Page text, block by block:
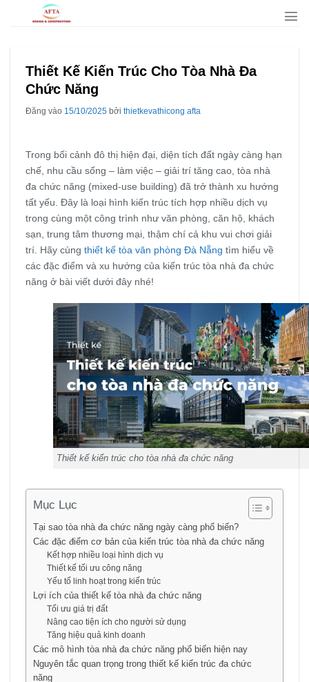
Thiết Kế Kiến Trúc Cho Tòa Nhà Đa
Chức Năng
Đăng vào 15/10/2025 bởi thietkevathicong afta
Trong bối cảnh đô thị hiện đại, diện tích đất ngày càng hạn
chế, nhu cầu sống – làm việc – giải trí tăng cao, tòa nhà
đa chức năng (mixed-use building) đã trở thành xu hướng
tất yếu. Đây là loại hình kiến trúc tích hợp nhiều dịch vụ
trong cùng một công trình như văn phòng, căn hộ, khách
sạn, trung tâm thương mại, thậm chí cả khu vui chơi giải
trí. Hãy cùng thiết kế tòa văn phòng Đà Nẵng tìm hiểu về
các đặc điểm và xu hướng của kiến trúc tòa nhà đa chức
năng ở bài viết dưới đây nhé!
Thiết kế kiến trúc cho tòa nhà đa chức năng
Mục Lục
Tại sao tòa nhà đa chức năng ngày càng phổ biến?
Các đặc điểm cơ bản của kiến trúc tòa nhà đa chức năng
Kết hợp nhiều loại hình dịch vụ
Thiết kế tối ưu công năng
Yếu tố linh hoạt trong kiến trúc
Lợi ích của thiết kế tòa nhà đa chức năng
Tối ưu giá trị đất
Nâng cao tiện ích cho người sử dụng
Tăng hiệu quả kinh doanh
Các mô hình tòa nhà đa chức năng phổ biến hiện nay
Nguyên tắc quan trọng trong thiết kế kiến trúc đa chức
năng